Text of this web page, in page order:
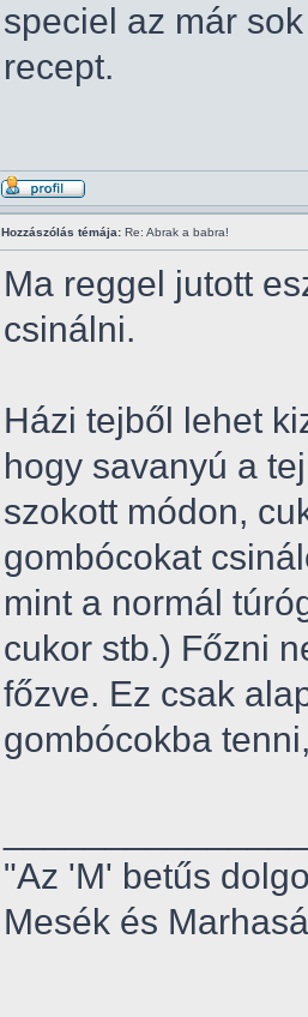
speciel az már
recept.
Hozzászólás témája: Re: Abrak a babra!
Ma reggel jutott
csinálni.
Házi tejből lehet
hogy savanyú a
szokott módon,
gombócokat
mint a normál
cukor stb.) Főzni
főzve. Ez csak
gombócokba
"Az 'M' betűs
Mesék és